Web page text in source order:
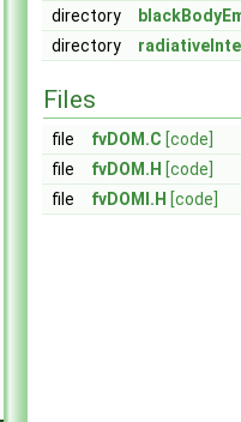
directory
directory
Files
file fvDOM.C [code]
file
fvDOM.H [code]
file
fvDOMI.H [code]